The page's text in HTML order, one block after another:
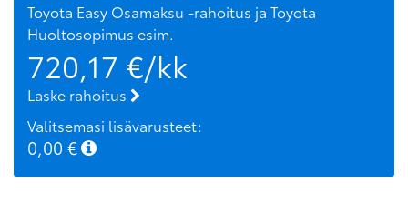
Toyota Easy Osamaksu -rahoitus ja Toyota
Huoltosopimus esim.
720,17 €/kk
Laske rahoitus
Valitsemasi lisävarusteet:
0,00 €